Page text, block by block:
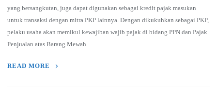
yang bersangkutan, juga dapat digunakan sebagai kredit pajak masukan
untuk transaksi dengan mitra PKP lainnya. Dengan dikukuhkan sebagai PKP,
pelaku usaha akan memikul kewajiban wajib pajak di bidang PPN dan Pajak
Penjualan atas Barang Mewah.
READ MORE